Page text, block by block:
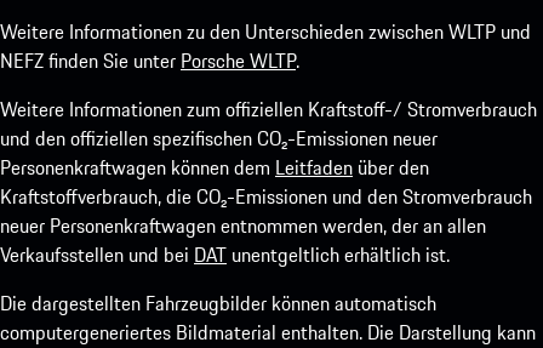
Weitere Informationen zu den Unterschieden zwischen WLTP und
NEFZ finden Sie unter Porsche WLTP.
Weitere Informationen zum offiziellen Kraftstoff-/ Stromverbrauch
und den offiziellen spezifischen CO₂-Emissionen neuer
Personenkraftwagen können dem Leitfaden über den
Kraftstoffverbrauch, die CO₂-Emissionen und den Stromverbrauch
neuer Personenkraftwagen entnommen werden, der an allen
Verkaufsstellen und bei DAT unentgeltlich erhältlich ist.
Die dargestellten Fahrzeugbilder können automatisch
computergeneriertes Bildmaterial enthalten. Die Darstellung kann